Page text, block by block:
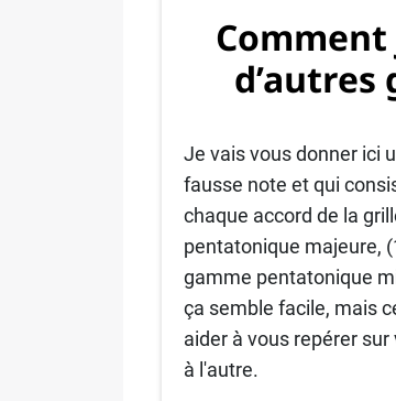
Je vais vous donner ici
fausse note et qui
chaque accord de la
pentatonique majeure,
gamme pentatonique
ça semble facile, mais
aider à vous repérer
à l'autre.